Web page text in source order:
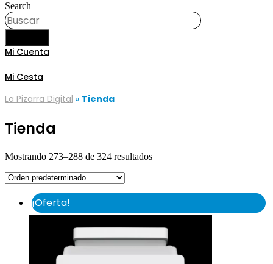
Search
Mi Cuenta
Mi Cesta
La Pizarra Digital » Tienda
Tienda
Mostrando 273–288 de 324 resultados
¡Oferta!